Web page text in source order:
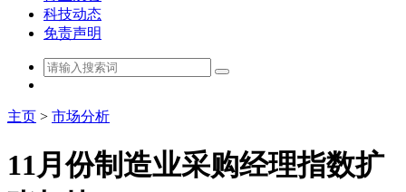
科技动态
免责声明
主页 > 市场分析
11月份制造业采购经理指数扩